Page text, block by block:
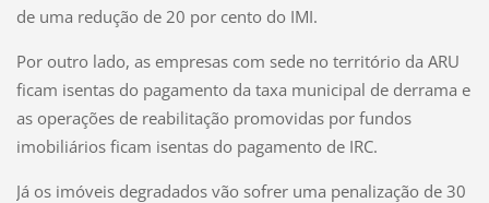
de uma redução de 20 por cento do IMI.
Por outro lado, as empresas com sede no território da ARU
ficam isentas do pagamento da taxa municipal de derrama e
as operações de reabilitação promovidas por fundos
imobiliários ficam isentas do pagamento de IRC.
Já os imóveis degradados vão sofrer uma penalização de 30